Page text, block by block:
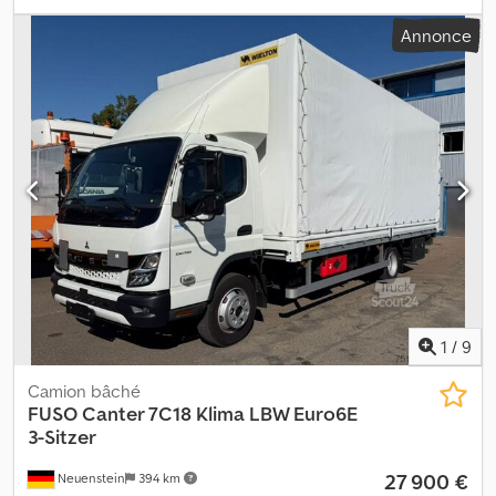
02/2027, couleur:bleu, type d'engrenage:automatique, nombre
, volume de l'espace de chargement:
, longueur
de l'espace de chargement:4 250 mm
, largeur de l’espace de
2 230 mm , hauteur de l'espace de chargement:400
mm , Équipement: climatisation
, * 20026 – Identifiant pour les
demandes par téléphone * Électrique * Airbag, rétroviseurs
chauffants, radio, sièges chauffants, pare-brise chauffant, volant
chauffant, 3 places, boîte automatique, climatisation, pare-soleil,
caméra de recul Dodeztic Sspfx Afaock * Carrosserie
SCATTALONI * Dimensions des pneus : 205/75R17,5 ----Notre
adresse e-mail : Nos services pour vous : - Obtention de
plaques d’immatriculation temporaires ou douanières -
Transport / livraison dans toute l’UE - Dédouanement des
véhicules vers des pays tiers Whatsapp pour l’anglais, l’allemand, le
russe et d’autres langues :
Annonce
1 / 9
Neuenstein 394 km
Camion bâché
FUSOCanter 7C18 Klima LBW Euro6E
3-Sitzer
27 900 €